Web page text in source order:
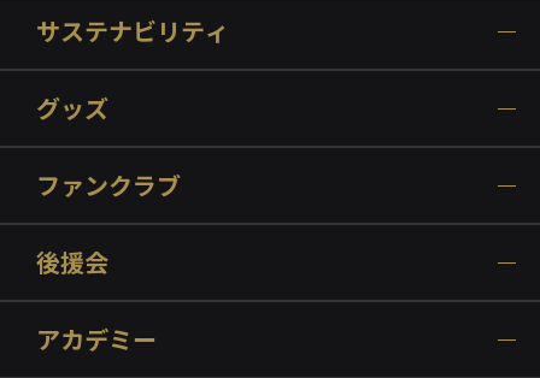
サステナビリティ
グッズ
ファンクラブ
後援会
アカデミー